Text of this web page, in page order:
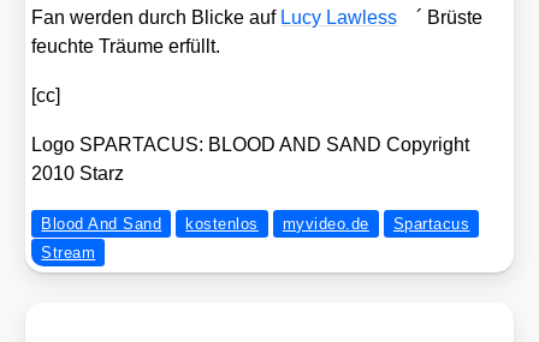
Fan wer­den durch Bli­cke auf Lucy Law­less
´ Brüs­te
feuch­te Träu­me erfüllt.
[cc]
Logo SPARTACUS: BLOOD AND SAND Copy­right
2010 Starz
Blood And Sand kostenlos myvideo.de
Spartacus
Stream